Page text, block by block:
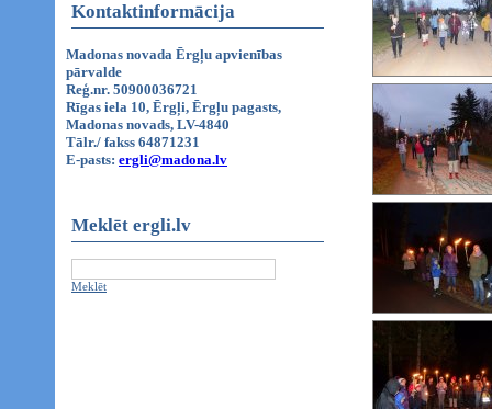
Kontaktinformācija
Madonas novada Ērgļu apvienības
pārvalde
Reģ.nr. 50900036721
Rīgas iela 10, Ērgļi, Ērgļu pagasts,
Madonas novads, LV-4840
Tālr./ fakss 64871231
E-pasts: ergli@madona.lv
Meklēt ergli.lv
Meklēt